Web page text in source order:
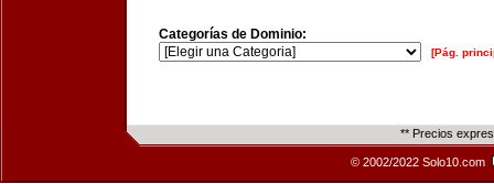
Categorías de Dominio:
[Pág.
** Precios
© 2002/2022 Solo10.com